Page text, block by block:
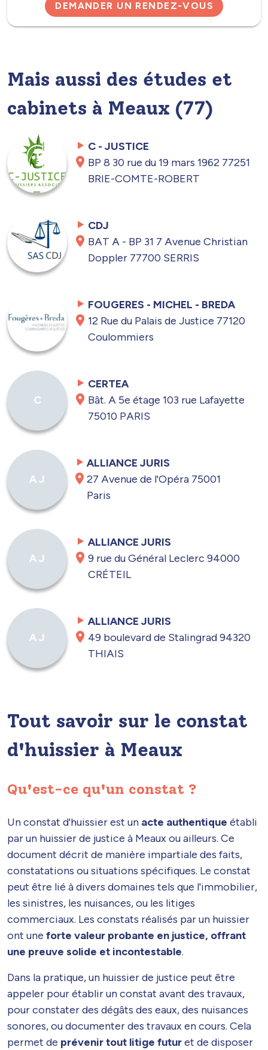
DEMANDER UN RENDEZ-VOUS
Mais aussi des études et
cabinets à Meaux (77)
C - JUSTICE
BP 8 30 rue du 19 mars 1962 77251
BRIE-COMTE-ROBERT
CDJ
BAT A - BP 31 7 Avenue Christian
Doppler 77700 SERRIS
FOUGERES - MICHEL - BREDA
12 Rue du Palais de Justice 77120
Coulommiers
C
CERTEA
Bât. A 5e étage 103 rue Lafayette
75010 PARIS
A J
ALLIANCE JURIS
27 Avenue de l'Opéra 75001
Paris
A J
ALLIANCE JURIS
9 rue du Général Leclerc 94000
CRÉTEIL
A J
ALLIANCE JURIS
49 boulevard de Stalingrad 94320
THIAIS
Tout savoir sur le constat
d'huissier à Meaux
Qu'est-ce qu'un constat ?
Un constat d'huissier est un acte authentique établi
par un huissier de justice à Meaux ou ailleurs. Ce
document décrit de manière impartiale des faits,
constatations ou situations spécifiques. Le constat
peut être lié à divers domaines tels que l'immobilier,
les sinistres, les nuisances, ou les litiges
commerciaux. Les constats réalisés par un huissier
ont une forte valeur probante en justice, offrant
une preuve solide et incontestable.
Dans la pratique, un huissier de justice peut être
appeler pour établir un constat avant des travaux,
pour constater des dégâts des eaux, des nuisances
sonores, ou documenter des travaux en cours. Cela
permet de prévenir tout litige futuret de disposer